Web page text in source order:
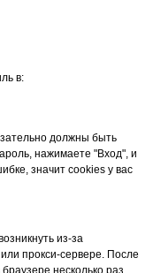
в:
должны быть
нажимаете "Вход", и
значит cookies у вас
из-за
прокси-сервере. После
несколько раз